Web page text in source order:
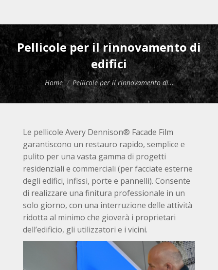
Pellicole per il rinnovamento di
edifici
Tu sei qui:
Home Pellicole per il rinnovamento di…
Le pellicole Avery Dennison® Facade Film
garantiscono un restauro rapido, semplice e
pulito per una vasta gamma di progetti
residenziali e commerciali (per facciate esterne
degli edifici, infissi, porte e pannelli). Consente
di realizzare una finitura professionale in un
solo giorno, con una interruzione delle attività
ridotta al minimo che gioverà i proprietari
dell’edificio, gli utilizzatori e i vicini.